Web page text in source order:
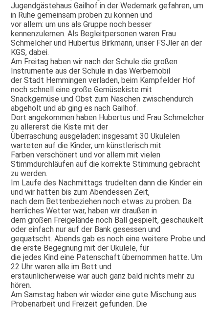
Jugendgästehaus Gailhof in der Wedemark gefahren, um
in Ruhe gemeinsam proben zu können und
vor allem: um uns als Gruppe noch besser
kennenzulernen. Als Begleitpersonen waren Frau
Schmelcher und Hubertus Birkmann, unser FSJler an der
KGS, dabei.
Am Freitag haben wir nach der Schule die großen
Instrumente aus der Schule in das Werbemobil
der Stadt Hemmingen verladen, beim Kampfelder Hof
noch schnell eine große Gemüsekiste mit
Snackgemüse und Obst zum Naschen zwischendurch
abgeholt und ab ging es nach Gailhof.
Dort angekommen haben Hubertus und Frau Schmelcher
zu allererst die Kiste mit der
Überraschung ausgeladen: insgesamt 30 Ukulelen
warteten auf die Kinder, um künstlerisch mit
Farben verschönert und vor allem mit vielen
Stimmdurchläufen auf die korrekte Stimmung gebracht
zu werden.
Im Laufe des Nachmittags trudelten dann die Kinder ein
und wir hatten bis zum Abendessen Zeit,
nach dem Bettenbeziehen noch etwas zu proben. Da
herrliches Wetter war, haben wir draußen in
dem großen Freigelände noch Ball gespielt, geschaukelt
oder einfach nur auf der Bank gesessen und
gequatscht. Abends gab es noch eine weitere Probe und
die erste Begegnung mit der Ukulele, für
die jedes Kind eine Patenschaft übernommen hatte. Um
22 Uhr waren alle im Bett und
erstaunlicherweise war auch ganz bald nichts mehr zu
hören.
Am Samstag haben wir wieder eine gute Mischung aus
Probenarbeit und Freizeit gefunden. Die